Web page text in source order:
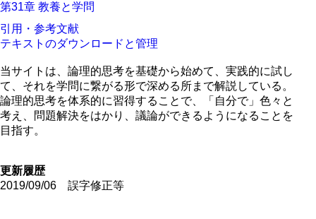
第31章 教養と学問
引用・参考文献
テキストのダウンロードと管理
当サイトは、論理的思考を基礎から始めて、実践的に試し
て、それを学問に繋がる形で深める所まで解説している。
論理的思考を体系的に習得することで、「自分で」色々と
考え、問題解決をはかり、議論ができるようになることを
目指す。
更新履歴
2019/09/06 誤字修正等